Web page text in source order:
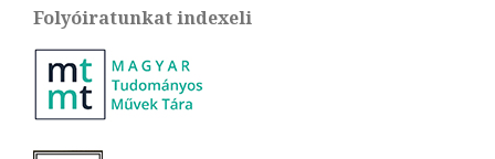
Folyóiratunkat indexeli